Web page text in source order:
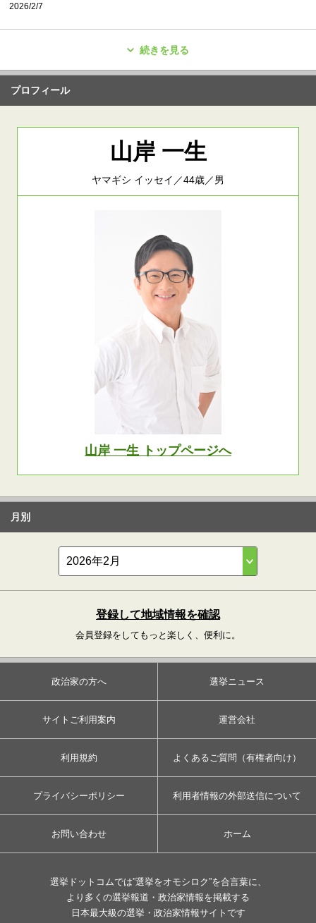
2026/2/7
続きを見る
プロフィール
山岸 一生
ヤマギシ イッセイ／44歳／男
山岸 一生 トップページへ
月別
登録して地域情報を確認
会員登録をしてもっと楽しく、便利に。
政治家の方へ 選挙ニュース
サイトご利用案内 運営会社
利用規約 よくあるご質問（有権者向け）
プライバシーポリシー 利用者情報の外部送信について
お問い合わせ ホーム
選挙ドットコムでは”選挙をオモシロク”を合言葉に、
より多くの選挙報道・政治家情報を掲載する
日本最大級の選挙・政治家情報サイトです